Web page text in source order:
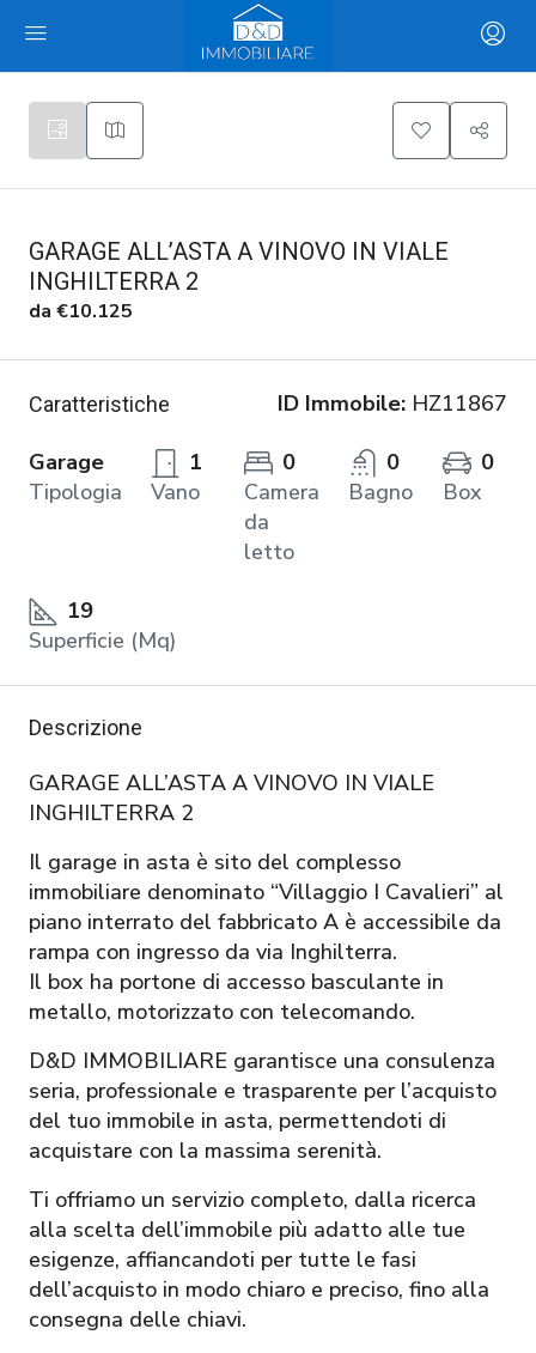
GARAGE ALL’ASTA A VINOVO IN VIALE
INGHILTERRA 2
da €10.125
Caratteristiche ID Immobile: HZ11867
Garage
Tipologia
1
Vano
0
Camera
da
letto
0
Bagno
0
Box
19
Superficie (Mq)
Descrizione
GARAGE ALL’ASTA A VINOVO IN VIALE
INGHILTERRA 2
Il garage in asta è sito del complesso
immobiliare denominato “Villaggio I Cavalieri” al
piano interrato del fabbricato A è accessibile da
rampa con ingresso da via Inghilterra.
Il box ha portone di accesso basculante in
metallo, motorizzato con telecomando.
D&D IMMOBILIARE garantisce una consulenza
seria, professionale e trasparente per l’acquisto
del tuo immobile in asta, permettendoti di
acquistare con la massima serenità.
Ti offriamo un servizio completo, dalla ricerca
alla scelta dell’immobile più adatto alle tue
esigenze, affiancandoti per tutte le fasi
dell’acquisto in modo chiaro e preciso, fino alla
consegna delle chiavi.